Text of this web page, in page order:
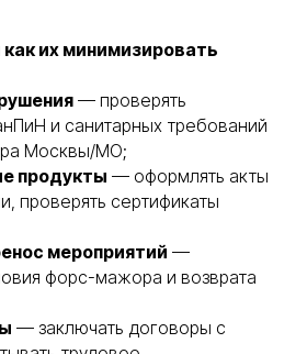
их минимизировать
— проверять
и санитарных требований
Москвы/МО;
продукты — оформлять акты
проверять сертификаты
мероприятий —
форс-мажора и возврата
— заключать договоры с